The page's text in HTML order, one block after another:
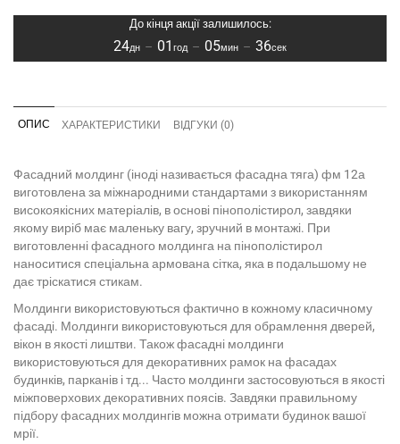
До кінця акції залишилось:
24дн – 01 год – 05мин – 36сек
ОПИС ХАРАКТЕРИСТИКИ ВІДГУКИ (0)
Фасадний молдинг (іноді називається фасадна тяга) фм 12а
виготовлена за міжнародними стандартами з використанням
високоякісних матеріалів, в основі пінополістирол, завдяки
якому виріб має маленьку вагу, зручний в монтажі. При
виготовленні фасадного молдинга на пінополістирол
наноситися спеціальна армована сітка, яка в подальшому не
дає тріскатися стикам.
Молдинги використовуються фактично в кожному класичному
фасаді. Молдинги використовуються для обрамлення дверей,
вікон в якості лиштви. Також фасадні молдинги
використовуються для декоративних рамок на фасадах
будинків, парканів і тд... Часто молдинги застосовуються в якості
міжповерхових декоративних поясів. Завдяки правильному
підбору фасадних молдингів можна отримати будинок вашої
мрії.